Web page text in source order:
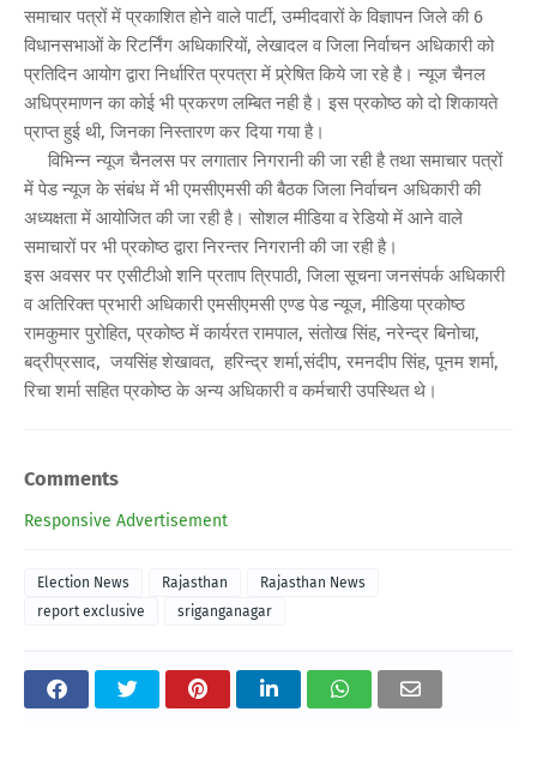
समाचार पत्रों में प्रकाशित होने वाले पार्टी, उम्मीदवारों के विज्ञापन जिले की 6
विधानसभाओं के रिटर्निंग अधिकारियों, लेखादल व जिला निर्वाचन अधिकारी को
प्रतिदिन आयोग द्वारा निर्धारित प्रपत्रा में प्र्रेषित किये जा रहे है। न्यूज चैनल
अधिप्रमाणन का कोई भी प्रकरण लम्बित नही है। इस प्रकोष्ठ को दो शिकायते
प्राप्त हुई थी, जिनका निस्तारण कर दिया गया है।
विभिन्न न्यूज चैनलस पर लगातार निगरानी की जा रही है तथा समाचार पत्रों
में पेड न्यूज के संबंध में भी एमसीएमसी की बैठक जिला निर्वाचन अधिकारी की
अध्यक्षता में आयोजित की जा रही है। सोशल मीडिया व रेडियो में आने वाले
समाचारों पर भी प्रकोष्ठ द्वारा निरन्तर निगरानी की जा रही है।
इस अवसर पर एसीटीओ शनि प्रताप त्रिपाठी, जिला सूचना जनसंपर्क अधिकारी
व अतिरिक्त प्रभारी अधिकारी एमसीएमसी एण्ड पेड न्यूज, मीडिया प्रकोष्ठ
रामकुमार पुरोहित, प्रकोष्ठ में कार्यरत रामपाल, संतोख सिंह, नरेन्द्र बिनोचा,
बद्रीप्रसाद, जयसिंह शेखावत, हरिन्द्र शर्मा,संदीप, रमनदीप सिंह, पूनम शर्मा,
रिचा शर्मा सहित प्रकोष्ठ के अन्य अधिकारी व कर्मचारी उपस्थित थे।
Comments
Responsive Advertisement
Election News Rajasthan
Rajasthan News
report exclusive
sriganganagar